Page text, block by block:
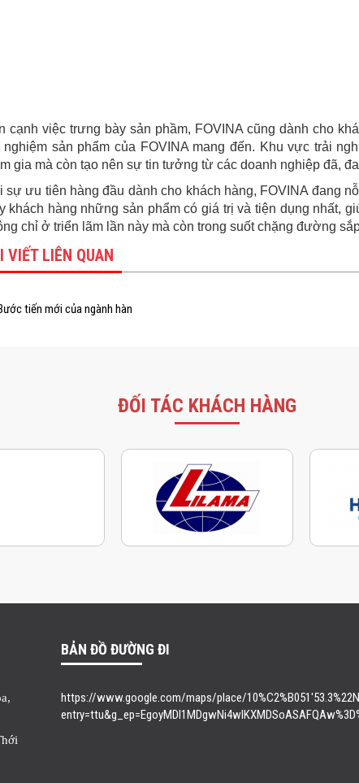
cạnh việc trưng bày sản phầm, FOVINA cũng dành cho
nghiệm sản phẩm của FOVINA mang đến. Khu vực trải
gia mà còn tạo nên sự tin tưởng từ các doanh nghiệp đã,
sự ưu tiên hàng đầu dành cho khách hàng, FOVINA đang
khách hàng những sản phẩm có giá trị và tiện dụng nhất,
chỉ ở triển lãm lần này mà còn trong suốt chặng đường
VIẾT LIÊN QUAN
tiến mới của ngành hàn
ĐỐI TÁC KHÁCH HÀNG
BẢN ĐỒ ĐƯỜNG ĐI
https://www.google.com/maps/place/